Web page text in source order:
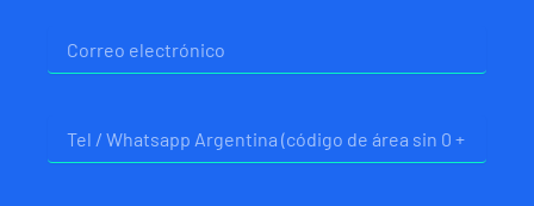
electrónico